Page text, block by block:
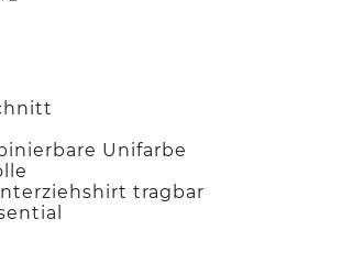
Unifarbe
tragbar